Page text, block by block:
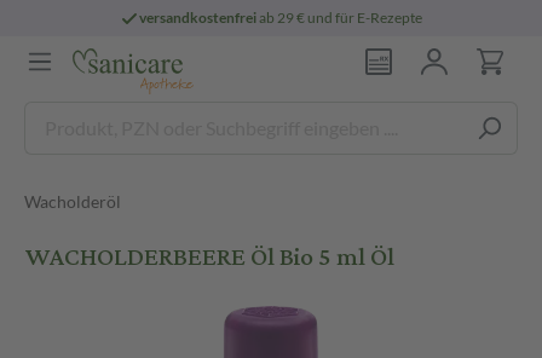
versandkostenfreiab 29 € und für E-Rezepte
Wacholderöl
WACHOLDERBEERE Öl Bio 5 ml Öl